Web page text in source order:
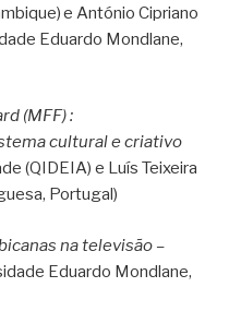
e António Cipriano
Eduardo Mondlane,
(MFF) :
cultural e criativo
(QIDEIA) e Luís Teixeira
Portugal)
na televisão –
Eduardo Mondlane,